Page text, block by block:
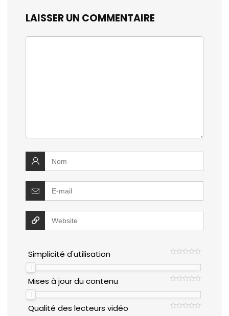
LAISSER UN COMMENTAIRE
Simplicité d'utilisation
Mises à jour du contenu
Qualité des lecteurs vidéo